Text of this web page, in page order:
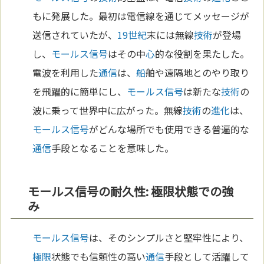
もに発展した。最初は電信線を通じてメッセージが
送信されていたが、 19世紀末には無線技術が登場
し、 モールス信号はその中心的な役割を果たした。
電波を利用した通信は、船舶や遠隔地とのやり取り
を飛躍的に簡単にし、 モールス信号は新たな技術の
波に乗って世界中に広がった。無線技術の進化は、
モールス信号がどんな場所でも使用できる普遍的な
通信手段となることを意味した。
モールス信号の耐久性: 極限状態での強
み
モールス信号は、そのシンプルさと堅牢性により、
極限状態でも信頼性の高い通信手段として活躍して